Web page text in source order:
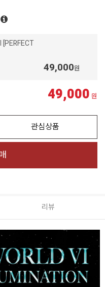
49,000원
49,000 원
관심상품
리뷰